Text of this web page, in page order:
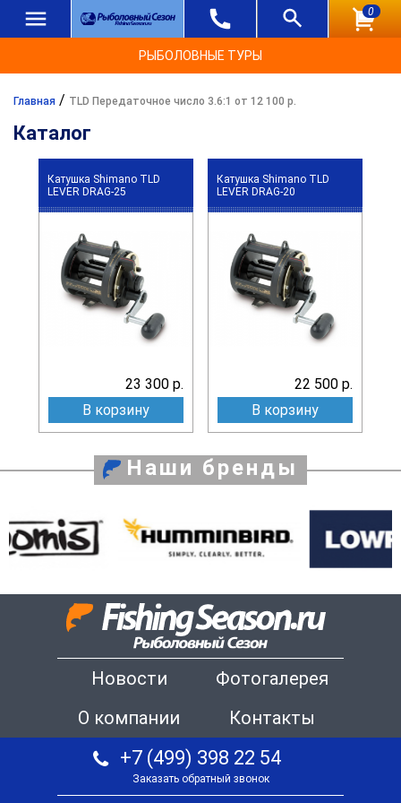
0
РЫБОЛОВНЫЕ ТУРЫ
Главная / TLD Передаточное число 3.6:1 от 12 100 р.
Каталог
Катушка Shimano TLD
LEVER DRAG-25
23 300 р.
В корзину
Катушка Shimano TLD
LEVER DRAG-20
22 500 р.
В корзину
Наши бренды
Новости
Фотогалерея
О компании
Контакты
+7 (499) 398 22 54
Заказать обратный звонок